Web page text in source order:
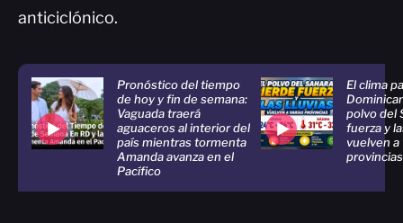
anticiclónico.
Pronóstico del tiempo
de hoy y fin de semana:
Vaguada traerá
aguaceros al interior del
país mientras tormenta
Amanda avanza en el
Pacífico
El clima
polvo del
fuerza y
vuelven a
provincias